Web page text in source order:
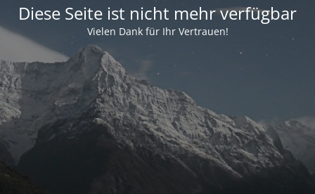
Diese Seite ist nicht mehr verfügbar
Vielen Dank für Ihr Vertrauen!